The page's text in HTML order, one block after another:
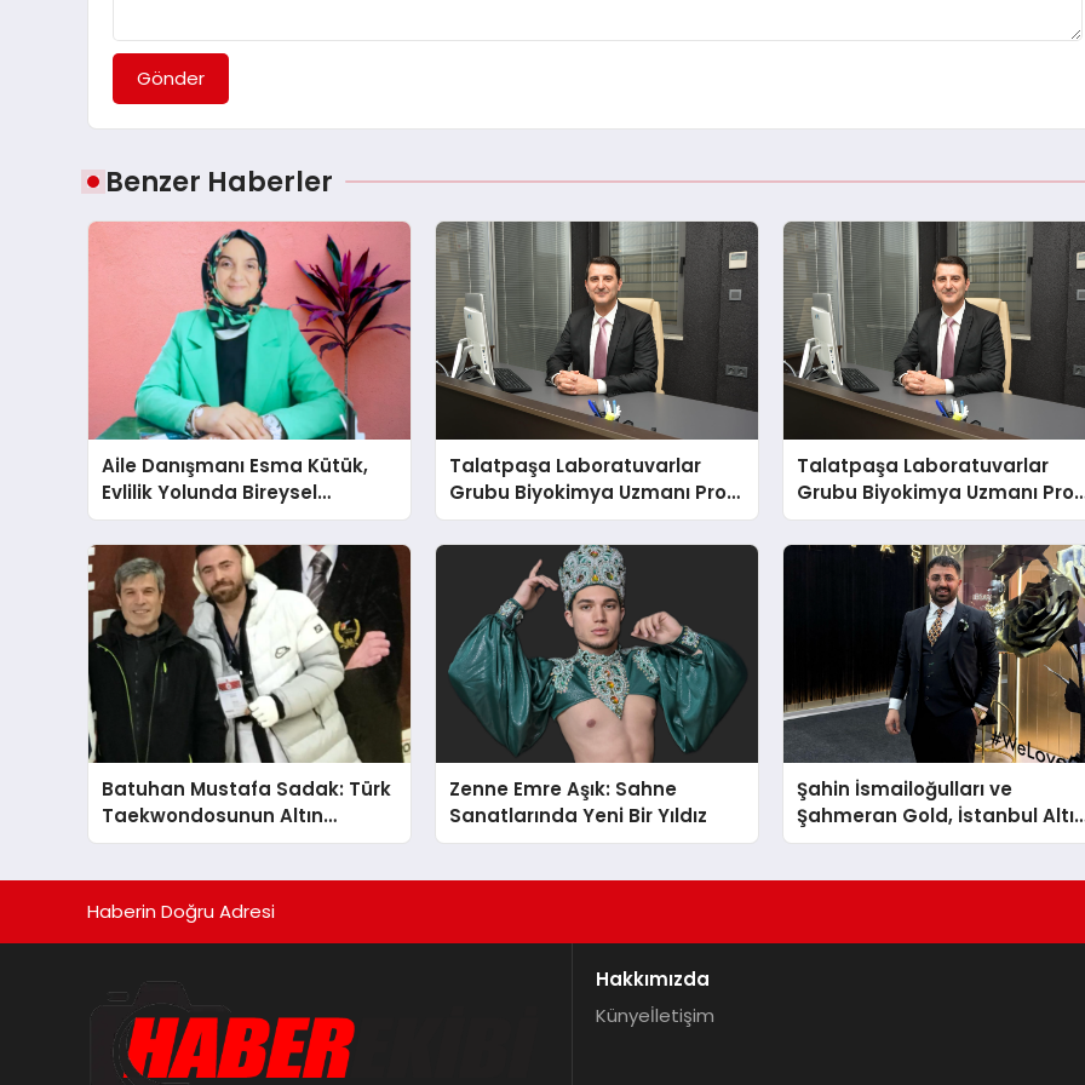
Gönder
Benzer Haberler
Aile Danışmanı Esma Kütük,
Evlilik Yolunda Bireysel
Farkındalığın ve Sınırların
Gücünü Anlatıyor
Talatpaşa Laboratuvarlar
Grubu Biyokimya Uzmanı Prof.
Dr. Ahmet Var
Talatpaşa Laboratuvarlar
Grubu Biyokimya Uzmanı
Dr. Ahmet Var
Batuhan Mustafa Sadak: Türk
Taekwondosunun Altın
Yumruğu
Zenne Emre Aşık: Sahne
Sanatlarında Yeni Bir Yıldız
Şahin İsmailoğulları ve
Şahmeran Gold, İstanbul
Fuarı’nda Sektöre Damga
Haberin Doğru Adresi
Hakkımızda
Künyeİletişim